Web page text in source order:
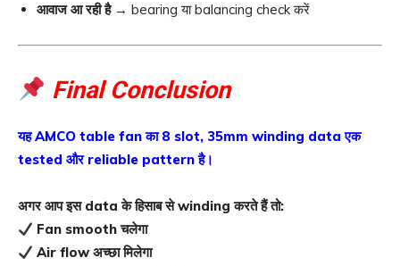
आवाज आ रही है→ bearing या balancing check करें
Final Conclusion
यह AMCO table fan का 8 slot, 35mm winding data एक
tested और reliable pattern है।
अगर आप इस data के हिसाब से winding करते हैं तो:
Fan smooth चलेगा
Air flow अच्छा मिलेगा